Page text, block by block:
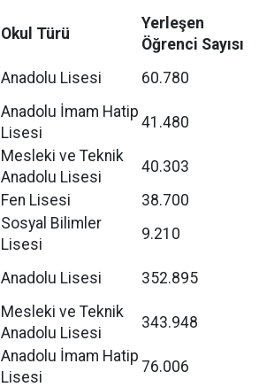
Okul Türü
Yerleşen
Öğrenci Sayısı
Anadolu Lisesi
60.780
Anadolu İmam Hatip
Lisesi
41.480
Mesleki ve Teknik
Anadolu Lisesi
40.303
Fen Lisesi
38.700
Sosyal Bilimler
Lisesi
9.210
Anadolu Lisesi
352.895
Mesleki ve Teknik
Anadolu Lisesi
343.948
Anadolu İmam Hatip
Lisesi
76.006